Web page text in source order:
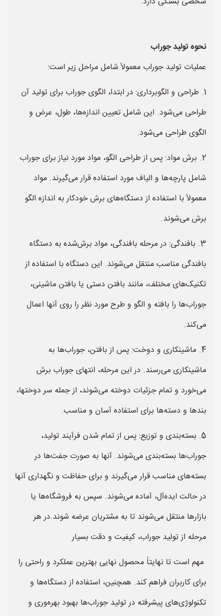
نحوه تولید جوراب
عملیات تولید جوراب معمولاً شامل مراحل زیر است:
1. طراحی و الگوبرداری: در ابتدا، الگوی جوراب برای تولید آن
طراحی می‌شود. این شامل تعیین اندازه‌ها، طول، عرض و
الگوی طراحی می‌شود.
2. برش مواد: پس از طراحی الگو، مواد مورد نیاز برای جوراب
شامل پارچه‌ها و الیاف مورد استفاده قرار می‌گیرند. مواد
معمولاً با استفاده از دستگاه‌های برش خودکار به اندازه الگو
برش می‌شوند.
3. بافندگی: در مرحله بافندگی، مواد برش‌شده به دستگاه
بافندگی مناسب منتقل می‌شوند. این دستگاه با استفاده از
تکنیک‌های مختلف، مانند بافتن دستی یا بافتن ماشینی،
جوراب‌ها را بافته و الگو و طرح مورد نظر را روی آنها اعمال
می‌کند.
4. ماشینکاری و دوخت: پس از بافتن، جوراب‌ها به
ماشینکاری می‌رسند. در این مرحله، انتهای جوراب برش
می‌خورد و تمام جزئیات دوخته می‌شوند، از جمله سر دوختها،
بندها و دسته‌ها برای استفاده آسان و مناسب.
5. بسته‌بندی و توزیع: پس از تمام شدن فرآیند تولید،
جوراب‌ها بسته‌بندی می‌شوند. آنها به صورت جفت‌ها در
بسته‌های مناسب قرار می‌گیرند و برای حفاظت و نگهداری آنها
در حالت ایده‌آل، آماده می‌شوند. سپس به فروشگاه‌ها یا
بازارها منتقل می‌شوند تا به مشتریان عرضه شوند.در هر
مرحله از تولید جوراب، کیفیت و دقت بسیار
مهم است تا نهایتاً محصول نهایی بهترین عملکرد و راحتی را
برای کاربران فراهم کند. همچنین، استفاده از دستگاه‌ها و
تکنولوژی‌های پیشرفته در تولید جوراب‌ها بهبود بهره‌وری و